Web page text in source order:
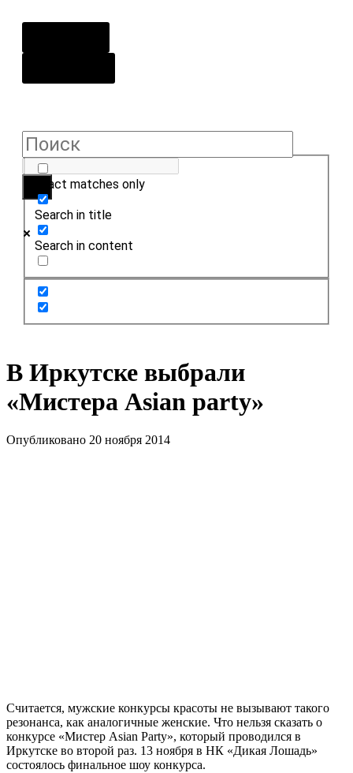
Exact matches only
Search in title
Search in content
В Иркутске выбрали
«Мистера Asian party»
Опубликовано 20 ноября 2014
Считается, мужские конкурсы красоты не вызывают такого
резонанса, как аналогичные женские. Что нельзя сказать о
конкурсе «Мистер Asian Party», который проводился в
Иркутске во второй раз. 13 ноября в НК «Дикая Лошадь»
состоялось финальное шоу конкурса.